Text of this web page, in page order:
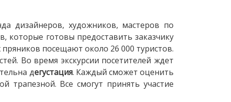
дизайнеров, художников, мастеров по
которые готовы предоставить заказчику
посещают около 26 000 туристов.
Во время экскурсии посетителей ждет
дегустация. Каждый сможет оценить
трапезной. Все смогут принять участие